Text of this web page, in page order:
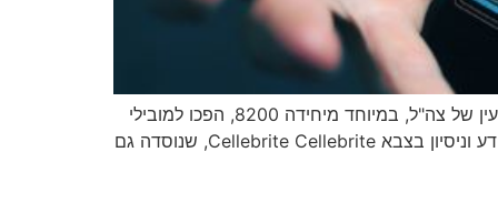
המודל הישראלי של הסבת ידע וניסיון מודיעיני צבאי לעולם העסקי מהווה תופעה ייחודית בנוף העולמי. יוצאי יחידות המודיעין של צה"ל, במיוחד מיחידה 8200, הפכו למובילי
חדשנות בתחום המודיעין העסקי והטכנולוגי, מייסדים חברות המשנות את פני התעשייה העולמית. חברות מודיעין שצברו ידע וניסיון בצבא Cellebrite Cellebrite, שנוסדה גם